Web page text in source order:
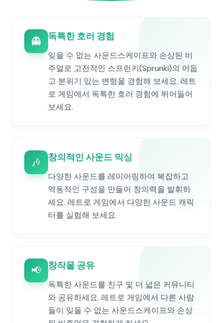
👻 독특한 호러 경험
잊을 수 없는 사운드스케이프와 손상된 비
주얼로 고전적인 스프런키(Sprunki)의 어둡
고 분위기 있는 변형을 경험해 보세요. 레트
로 게임에서 독특한 호러 경험에 뛰어들어
보세요.
🎶 창의적인 사운드 믹싱
다양한 사운드를 레이어링하여 복잡하고
역동적인 구성을 만들어 창의력을 발휘하
세요. 레트로 게임에서 다양한 사운드 캐릭
터를 실험해 보세요.
📢 창작물 공유
독특한 사운드를 친구 및 더 넓은 커뮤니티
와 공유하세요. 레트로 게임에서 다른 사람
들이 잊을 수 없는 사운드스케이프와 손상